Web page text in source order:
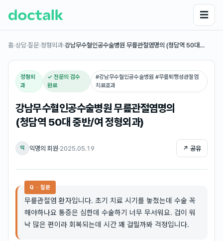
☰
홈›상담·질문›정형외과›강남무수혈인공수술병원 무릎관절염명의 (청담역 50대…
정형외
과
✓ 전문의 검수
완료
#강남무수혈인공수술병원 #무릎퇴행성관절염
치료효과
강남무수혈인공수술병원 무릎관절염명의
(청담역 50대 중반/여 정형외과)
익 익명의 회원·2025.05.19 ↗ 공유
Q · 질문
무릎관절염 환자입니다. 초기 치료 시기를 놓쳤는데 수술 꼭
해야하나요 통증은 심한데 수술하기 너무 무서워요. 겁이 워
낙 많은 편이라 회복되는데 시간 꽤 걸릴까봐 걱정입니다.